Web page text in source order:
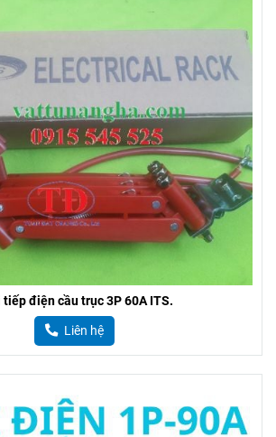
tiếp điện cầu trục 3P 60A ITS.
Liên hệ